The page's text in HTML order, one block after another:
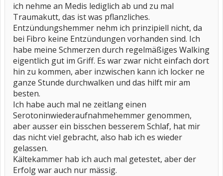
ich nehme an Medis lediglich ab und zu mal
Traumakutt, das ist was pflanzliches.
Entzündungshemmer nehm ich prinzipiell nicht, da
bei Fibro keine Entzündungen vorhanden sind. Ich
habe meine Schmerzen durch regelmäßiges Walking
eigentlich gut im Griff. Es war zwar nicht einfach dort
hin zu kommen, aber inzwischen kann ich locker ne
ganze Stunde durchwalken und das hilft mir am
besten.
Ich habe auch mal ne zeitlang einen
Serotoninwiederaufnahmehemmer genommen,
aber ausser ein bisschen besserem Schlaf, hat mir
das nicht viel gebracht, also hab ich es wieder
gelassen.
Kältekammer hab ich auch mal getestet, aber der
Erfolg war auch nur mässig.